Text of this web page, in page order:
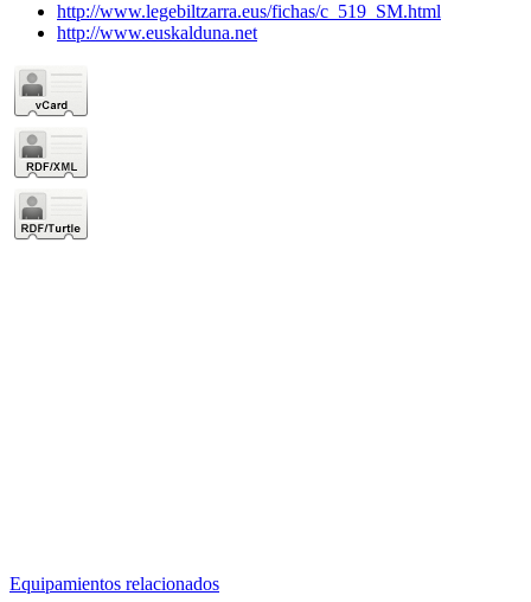
http://www.legebiltzarra.eus/fichas/c_519_SM.html
http://www.euskalduna.net
Equipamientos relacionados